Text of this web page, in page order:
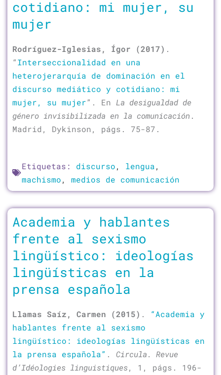
cotidiano: mi mujer, su
mujer
Rodríguez-Iglesias, Ígor (2017) .
“Interseccionalidad en una
heterojerarquía de dominación en el
discurso mediático y cotidiano: mi
mujer, su mujer”. En La desigualdad de
género invisibilizada en la comunicación .
Madrid, Dykinson, págs. 75-87.
Etiquetas: discurso, lengua,
machismo, medios de comunicación
Academia y hablantes
frente al sexismo
lingüístico: ideologías
lingüísticas en la
prensa española
Llamas Saíz, Carmen (2015) . “Academia y
hablantes frente al sexismo
lingüístico: ideologías lingüísticas en
la prensa española” . Circula. Revue
d’Idéologies linguistiques, 1, págs. 196-